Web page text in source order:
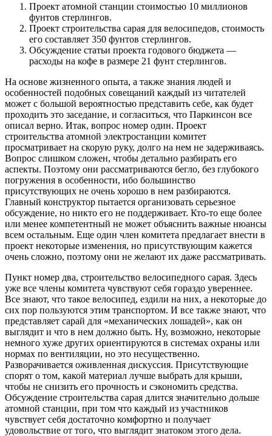
Проект атомной станции стоимостью 10 миллионов
фунтов стерлингов.
Проект строительства сарая для велосипедов, стоимость
его составляет 350 фунтов стерлингов.
Обсуждение статьи проекта годового бюджета —
расходы на кофе в размере 21 фунт стерлингов.
На основе жизненного опыта, а также знания людей и
особенностей подобных совещаний каждый из читателей
может с большой вероятностью представить себе, как будет
проходить это заседание, и согласиться, что Паркинсон все
описал верно. Итак, вопрос номер один. Проект
строительства атомной электростанции комитет
просматривает на скорую руку, долго на нем не задерживаясь.
Вопрос слишком сложен, чтобы детально разбирать его
аспекты. Поэтому они рассматриваются бегло, без глубокого
погружения в особенности, ибо большинство
присутствующих не очень хорошо в нем разбираются.
Главный конструктор пытается организовать серьезное
обсуждение, но никто его не поддерживает. Кто-то еще более
или менее компетентный не может объяснить важные нюансы
всем остальным. Еще один член комитета предлагает внести в
проект некоторые изменения, но присутствующим кажется
очень сложно, поэтому они не желают их даже рассматривать.
Пункт номер два, строительство велосипедного сарая. Здесь
уже все члены комитета чувствуют себя гораздо увереннее.
Все знают, что такое велосипед, ездили на них, а некоторые до
сих пор пользуются этим транспортом. И все также знают, что
представляет сарай для «механических лошадей», как он
выглядит и что в нем должно быть. Ну, возможно, некоторые
немного хуже других ориентируются в системах охраны или
нормах по вентиляции, но это несущественно.
Разворачивается оживленная дискуссия. Присутствующие
спорят о том, какой материал лучше выбрать для крыши,
чтобы не снизить его прочность и сэкономить средства.
Обсуждение строительства сарая длится значительно дольше
атомной станции, при том что каждый из участников
чувствует себя достаточно комфортно и получает
удовольствие от того, что выглядит знатоком этого дела.